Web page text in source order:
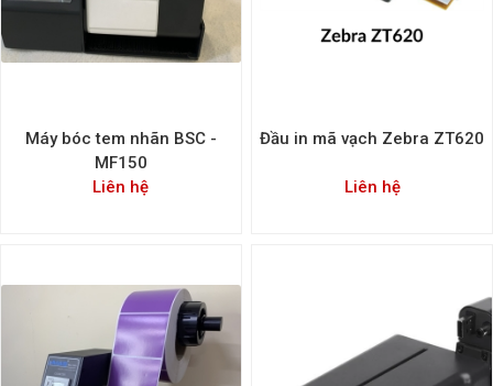
Máy bóc tem nhãn BSC -
MF150
Liên hệ
Đầu in mã vạch Zebra ZT620
Liên hệ